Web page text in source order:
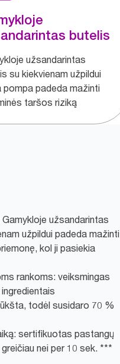
butelis
užsandarintas
su kiekvienam užpildui
pompa padeda mažinti
taršos riziką
užsandarintas
užpildui padeda mažinti
kol ji pasiekia
rankoms: veiksmingas
todėl susidaro 70 %
sertifikuotas pastangų
nei per 10 sek. ***